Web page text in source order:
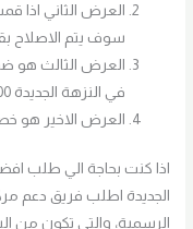
العرض الثاني اذا
سوف يتم الاصلاح
العرض الثالث هو
في النزهة الجديدة 01024856600
العرض الاخير هو خصومات تصل
اذا كنت بحاجة الي طلب
الجديدة اطلب فريق دعم